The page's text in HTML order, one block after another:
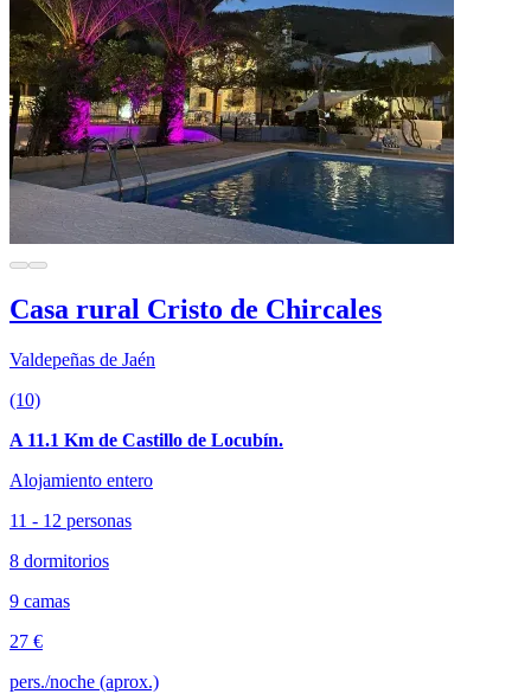
Casa rural Cristo de Chircales
Valdepeñas de Jaén
(10)
A 11.1 Km de Castillo de Locubín.
Alojamiento entero
11 - 12 personas
8 dormitorios
9 camas
27 €
pers./noche (aprox.)